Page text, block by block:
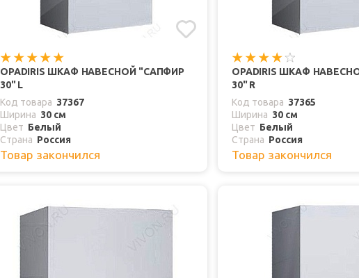
OPADIRIS ШКАФ НАВЕСНОЙ "САПФИР
30" L
Код товара 37367
Ширина 30 см
Цвет Белый
Страна Россия
Товар закончился
OPADIRIS ШКАФ
30" R
Код товара 37365
Ширина 30 см
Цвет Белый
Страна Россия
Товар закончился